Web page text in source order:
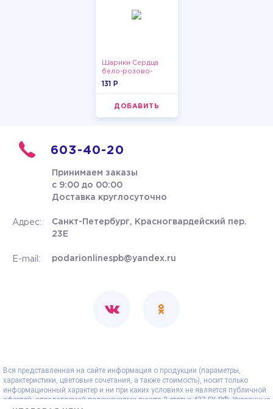
Шарики Сердца
бело-розово-
красные
131 P
ДОБАВИТЬ
603-40-20
Принимаем заказы
с 9:00 до 00:00
Доставка круглосуточно
Адрес:
Санкт-Петербург, Красногвардейский пер.
23Е
E-mail: podarionlinespb@yandex.ru
Вся представленная на сайте информация о продукции (параметры,
характеристики, цветовые сочетания, а также стоимость), носит только
информационный характер и ни при каких условиях не является публичной
офертой, определяемой положениями пункта 2 статьи 437 ГК РФ. Указанные